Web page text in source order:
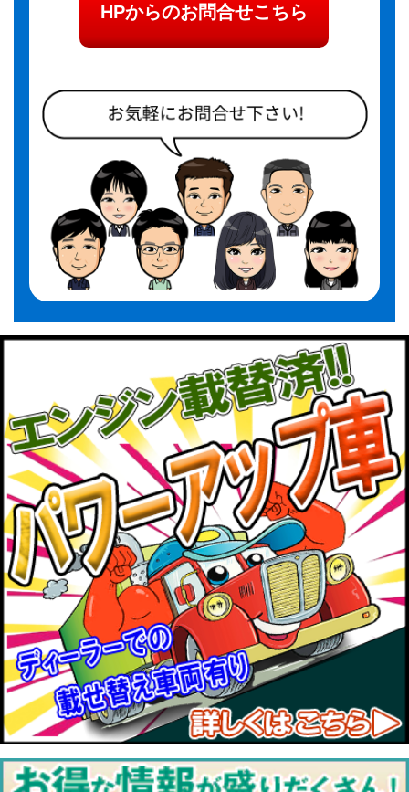
HPからのお問合せこちら